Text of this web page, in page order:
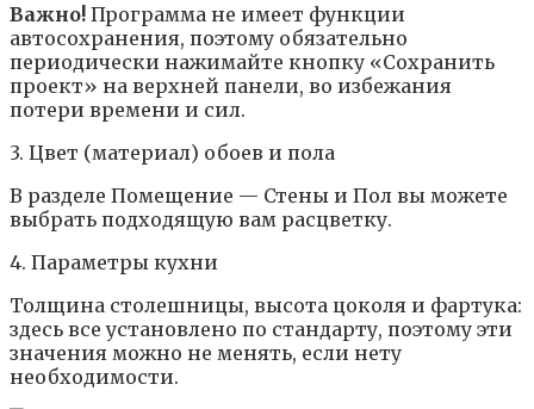
Важно! Программа не имеет функции
автосохранения, поэтому обязательно
периодически нажимайте кнопку «Сохранить
проект» на верхней панели, во избежания
потери времени и сил.
3. Цвет (материал) обоев и пола
В разделе Помещение — Стены и Пол вы можете
выбрать подходящую вам расцветку.
4. Параметры кухни
Толщина столешницы, высота цоколя и фартука:
здесь все установлено по стандарту, поэтому эти
значения можно не менять, если нету
необходимости.